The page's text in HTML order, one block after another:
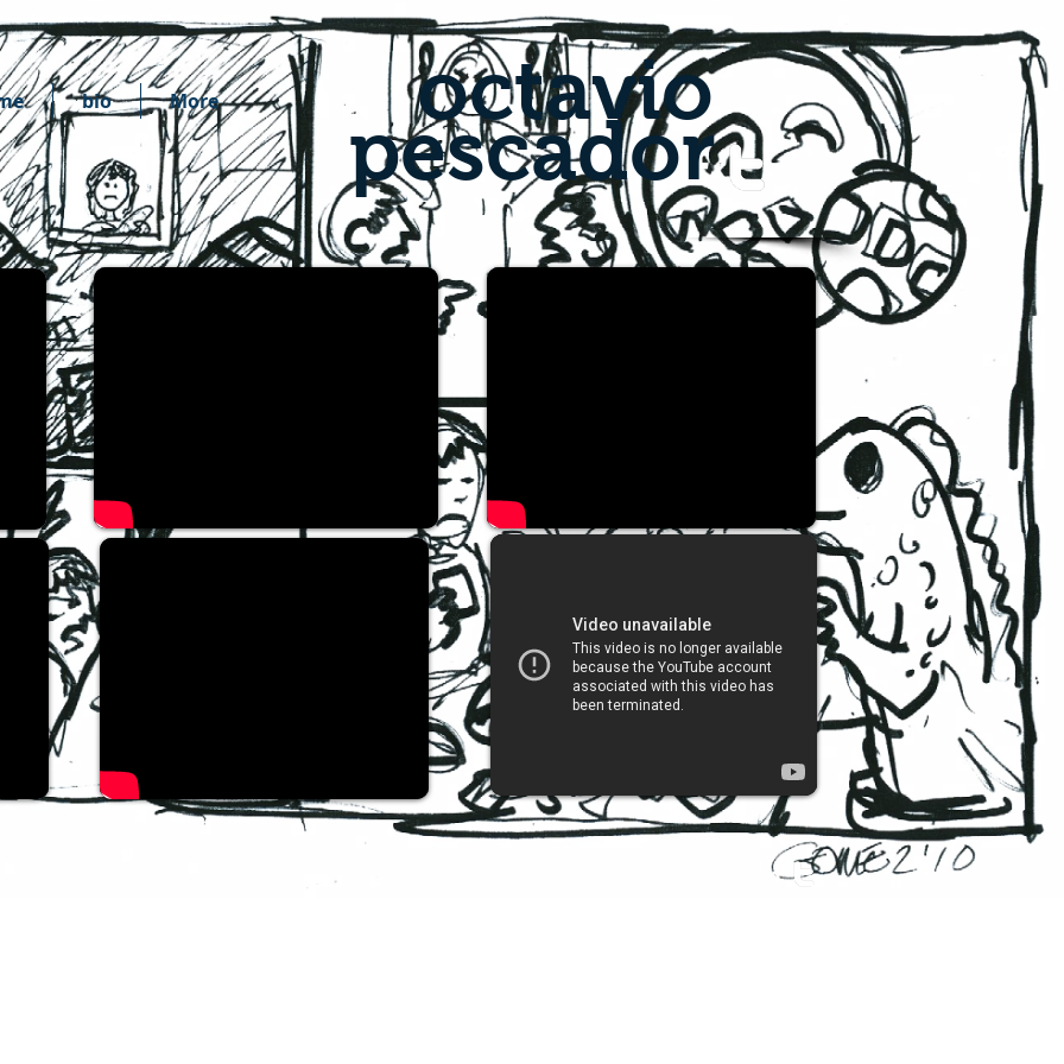
bio More octavio
pescador